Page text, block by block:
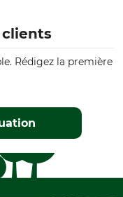
clients
Rédigez la première